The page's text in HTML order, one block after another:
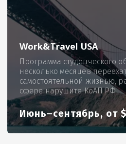
Work&Travel USA
Программа студенческого
несколько месяцев
самостоятельной жизнью,
сфере нарушите КоАП РФ
Июнь–сентябрь, от